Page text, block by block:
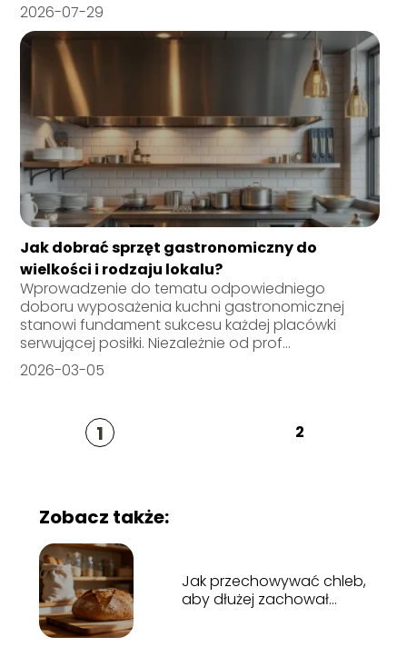
2026-07-29
Jak dobrać sprzęt gastronomiczny do
wielkości i rodzaju lokalu?
Wprowadzenie do tematu odpowiedniego
doboru wyposażenia kuchni gastronomicznej
stanowi fundament sukcesu każdej placówki
serwującej posiłki. Niezależnie od prof...
2026-03-05
1 2
Zobacz także:
Jak przechowywać chleb,
aby dłużej zachował